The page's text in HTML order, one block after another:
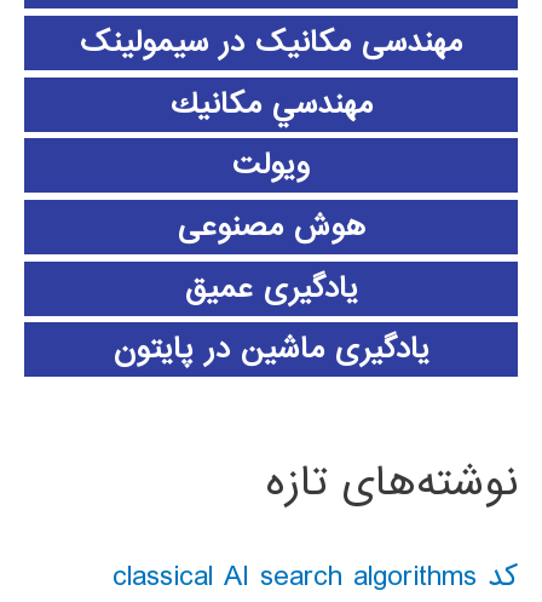
مهندسی مکانیک در سیمولینک
مهندسي مكانيك
ویولت
هوش مصنوعی
یادگیری عمیق
یادگیری ماشین در پایتون
نوشته‌های تازه
کد classical AI search algorithms